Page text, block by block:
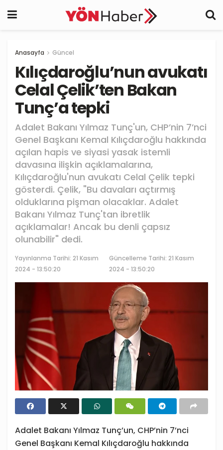
Anasayfa Güncel
Kılıçdaroğlu’nun avukatı
Celal Çelik’ten Bakan
Tunç’a tepki
Adalet Bakanı Yılmaz Tunç'un, CHP’nin 7’nci
Genel Başkanı Kemal Kılıçdaroğlu hakkında
açılan hapis ve siyasi yasak istemli
davasına ilişkin açıklamalarına,
Kılıçdaroğlu'nun avukatı Celal Çelik tepki
gösterdi. Çelik, "Bu davaları açtırmış
olduklarına pişman olacaklar. Adalet
Bakanı Yılmaz Tunç'tan ibretlik
açıklamalar! Ancak bu denli çapsız
olunabilir" dedi.
Yayınlanma Tarihi: 21 Kasım
2024 - 13:50:20
Güncelleme Tarihi: 21 Kasım
2024 - 13:50:20
Adalet Bakanı Yılmaz Tunç’un, CHP’nin 7’nci
Genel Başkanı Kemal Kılıçdaroğlu hakkında